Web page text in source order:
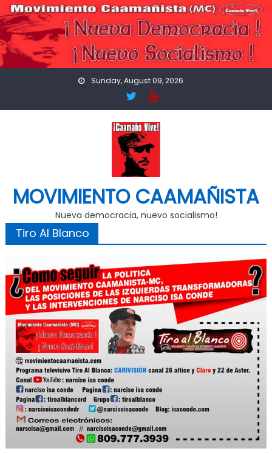
Skip
to
content
Sunday, August 09, 2026
MOVIMIENTO CAAMAÑISTA
Nueva democracia, nuevo socialismo!
Tiro Al Blanco